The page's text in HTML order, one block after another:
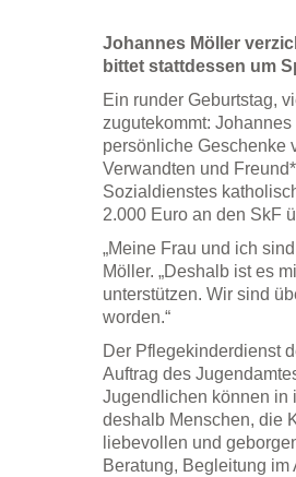
Johannes Möller
bittet stattdessen um
Ein runder Geburtstag,
zugutekommt:
persönliche Geschenke
Verwandten und
Sozialdienstes
2.000 Euro an den SkF
„Meine Frau und ich
Möller. „Deshalb ist es
unterstützen. Wir sind
worden.“
Der Pflegekinderdienst
Auftrag des
Jugendlichen können in
deshalb Menschen, die
liebevollen und
Beratung, Begleitung